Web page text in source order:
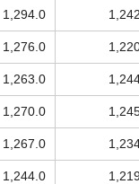
1,294.0
1,276.0
1,263.0
1,270.0
1,267.0
1,244.0